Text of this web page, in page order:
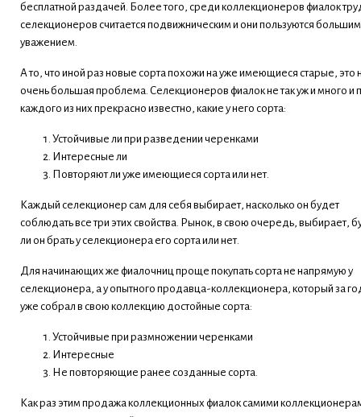
бесплатной раздачей. Более того, среди коллекционеров фиалок
селекционеров считается подвижническим и они пользуются большим
уважением.
А то, что иной раз новые сорта похожи на уже имеющиеся старые, это
очень большая проблема. Селекционеров фиалок не так уж и много и
каждого из них прекрасно известно, какие у него сорта:
Устойчивые ли при разведении черенками
Интересные ли
Повторяют ли уже имеющиеся сорта или нет.
Каждый селекционер сам для себя выбирает, насколько он будет
соблюдать все три этих свойства. Рынок, в свою очередь, выбирает,
ли он брать у селекционера его сорта или нет.
Для начинающих же фиалочниц проще покупать сорта не напрямую у
селекционера, а у опытного продавца-коллекционера, который за
уже собрал в свою коллекцию достойные сорта:
Устойчивые при размножении черенками
Интересные
Не повторяющие ранее созданные сорта.
Как раз этим продажа коллекционных фиалок самими